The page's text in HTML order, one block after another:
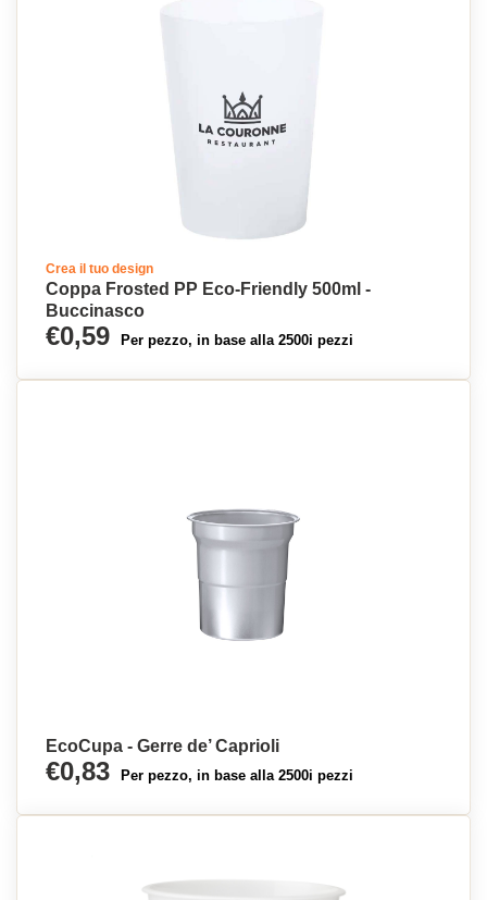
Crea il tuo design
Coppa Frosted PP Eco-Friendly 500ml -
Buccinasco
€0,59 Per pezzo, in base alla 2500i pezzi
EcoCupa - Gerre de’ Caprioli
€0,83 Per pezzo, in base alla 2500i pezzi